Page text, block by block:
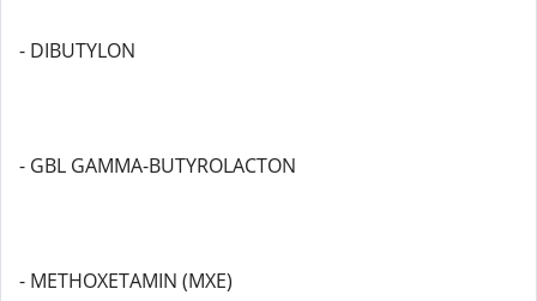
- DIBUTYLON
- GBL GAMMA-BUTYROLACTON
- METHOXETAMIN (MXE)